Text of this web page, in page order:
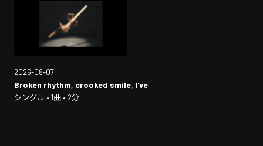
2026-08-07
Broken rhythm, crooked smile, I've
シングル • 1曲 • 2分